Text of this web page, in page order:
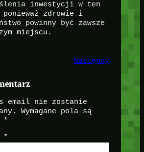
inwestycji w ten
ponieważ zdrowie i
powinny być zawsze
miejscu.
Następny
email nie zostanie
Wymagane pola są
*
*